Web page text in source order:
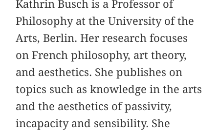
Kathrin Busch is a Professor of
Philosophy at the University of the
Arts, Berlin. Her research focuses
on French philosophy, art theory,
and aesthetics. She publishes on
topics such as knowledge in the arts
and the aesthetics of passivity,
incapacity and sensibility. She